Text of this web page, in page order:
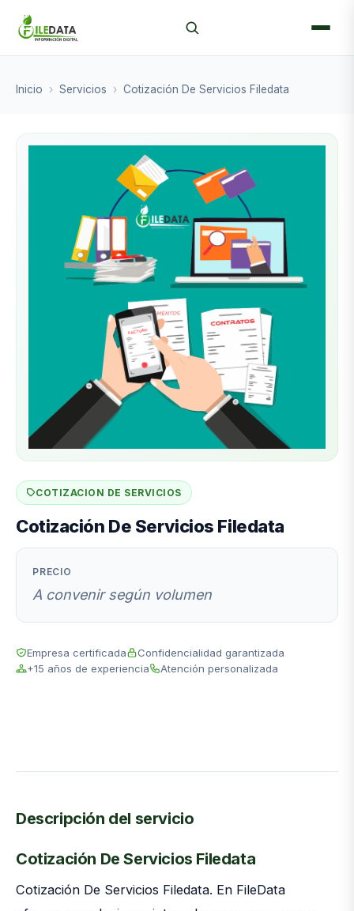
Inicio › Servicios › Cotización De Servicios Filedata
COTIZACION DE SERVICIOS
Cotización De Servicios Filedata
PRECIO
A convenir según volumen
Empresa certificada
Confidencialidad garantizada
+15 años de experiencia
Atención personalizada
Descripción del servicio
Cotización De Servicios Filedata
Cotización De Servicios Filedata. En FileData